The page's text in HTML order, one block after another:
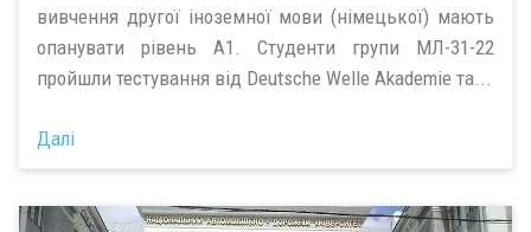
вивчення другої іноземної мови (німецької) мають
опанувати рівень А1. Студенти групи МЛ-31-22
пройшли тестування від Deutsche Welle Akademie та...
Далі